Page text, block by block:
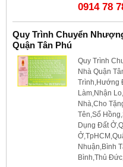
0914 78
Quy Trình Chuyển
Quận Tân Phú
Quy Trình
Nhà Quận
Trình,Hướng
Làm,Nhận
Nhà,Cho
Tên,Sổ
Dụng Đất
Nhuận,Bình
Bình,Thủ